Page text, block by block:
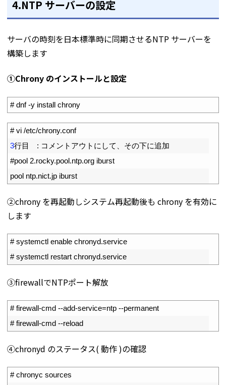
4.NTP サーバーの設定
サーバの時刻を日本標準時に同期させるNTP サーバーを
構築します
①Chrony のインストールと設定
# dnf -y install chrony
# vi /etc/chrony.conf
3行目 : コメントアウトにして、その下に追加
#pool 2.rocky.pool.ntp.org iburst
pool ntp.nict.jp iburst
②chrony を再起動しシステム再起動後も chrony を有効に
します
# systemctl enable chronyd.service
# systemctl restart chronyd.service
③firewallでNTPポート解放
# firewall-cmd --add-service=ntp --permanent
# firewall-cmd --reload
④chronyd のステータス( 動作 )の確認
# chronyc sources